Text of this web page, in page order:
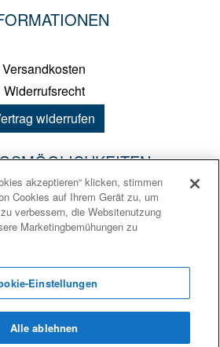
Versandkosten
Widerrufsrecht
widerrufen
PayPal
Kreditkarte
Vorkasse
akzeptieren“ klicken, stimmen
Cookies auf Ihrem Gerät zu, um
verbessern, die Websitenutzung
Marketingbemühungen zu
Einstellungen
Alle ablehnen